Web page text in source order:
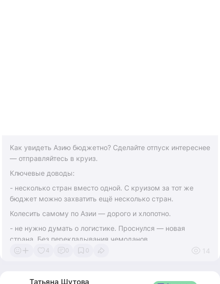
Как увидеть Азию бюджетно? Сделайте отпуск интереснее
— отправляйтесь в круиз.
Ключевые доводы:
- несколько стран вместо одной. С круизом за тот же
бюджет можно захватить ещё несколько стран.
Колесить самому по Азии — дорого и хлопотно.
- не нужно думать о логистике. Проснулся — новая
страна. Без перекладывания чемоданов.
- хочет именно в Японию? Билеты, отели, поезда, еда —
А в круизе всё включено: каюта, питание, переезды,
4 0 0 14
Татьяна Шутова